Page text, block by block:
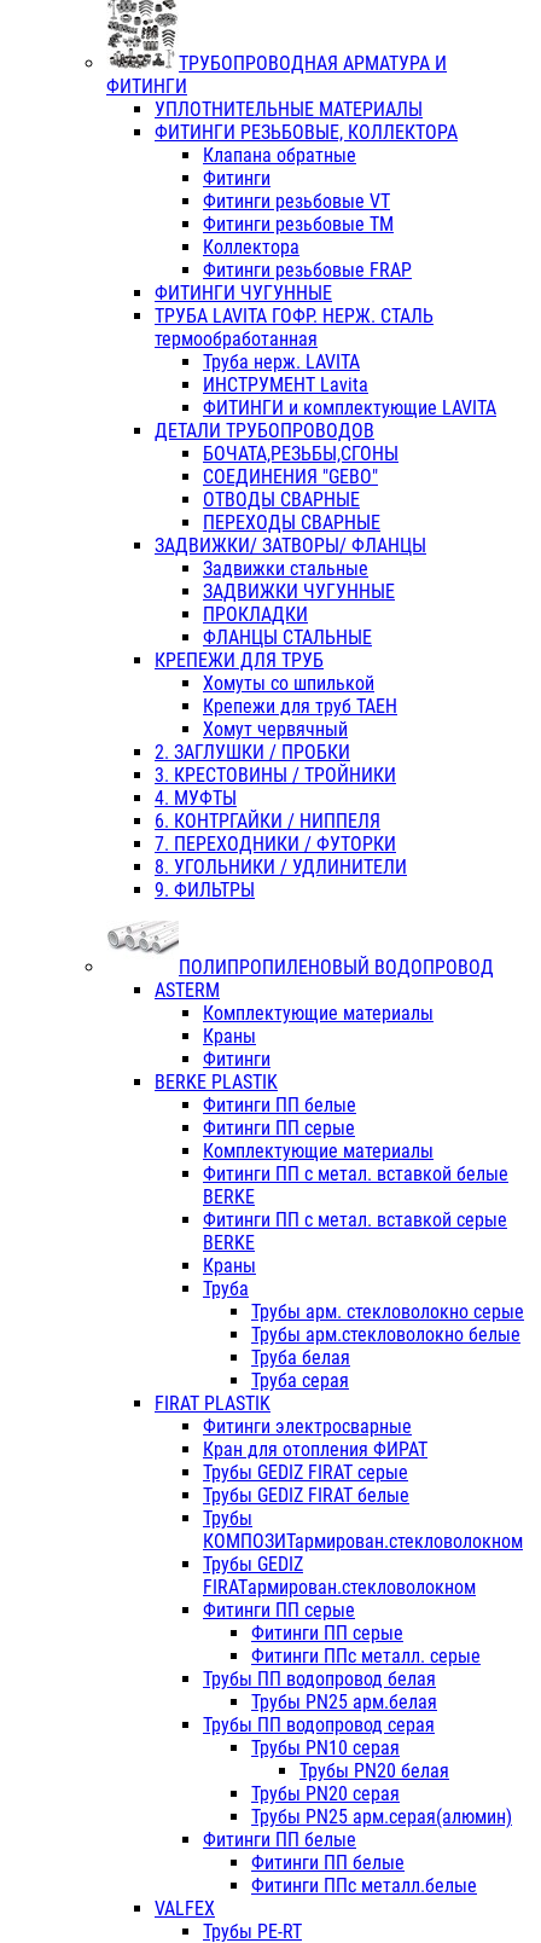
ТРУБОПРОВОДНАЯ АРМАТУРА И
ФИТИНГИ
УПЛОТНИТЕЛЬНЫЕ МАТЕРИАЛЫ
ФИТИНГИ РЕЗЬБОВЫЕ, КОЛЛЕКТОРА
Клапана обратные
Фитинги
Фитинги резьбовые VT
Фитинги резьбовые ТМ
Коллектора
Фитинги резьбовые FRAP
ФИТИНГИ ЧУГУННЫЕ
ТРУБА LAVITA ГОФР. НЕРЖ. СТАЛЬ
термообработанная
Труба нерж. LAVITA
ИНСТРУМЕНТ Lavita
ФИТИНГИ и комплектующие LAVITA
ДЕТАЛИ ТРУБОПРОВОДОВ
БОЧАТА,РЕЗЬБЫ,СГОНЫ
СОЕДИНЕНИЯ "GEBO"
ОТВОДЫ СВАРНЫЕ
ПЕРЕХОДЫ СВАРНЫЕ
ЗАДВИЖКИ/ ЗАТВОРЫ/ ФЛАНЦЫ
Задвижки стальные
ЗАДВИЖКИ ЧУГУННЫЕ
ПРОКЛАДКИ
ФЛАНЦЫ СТАЛЬНЫЕ
КРЕПЕЖИ ДЛЯ ТРУБ
Хомуты со шпилькой
Крепежи для труб ТАЕН
Хомут червячный
2. ЗАГЛУШКИ / ПРОБКИ
3. КРЕСТОВИНЫ / ТРОЙНИКИ
4. МУФТЫ
6. КОНТРГАЙКИ / НИППЕЛЯ
7. ПЕРЕХОДНИКИ / ФУТОРКИ
8. УГОЛЬНИКИ / УДЛИНИТЕЛИ
9. ФИЛЬТРЫ
ПОЛИПРОПИЛЕНОВЫЙ ВОДОПРОВОД
ASTERM
Комплектующие материалы
Краны
Фитинги
BERKE PLASTIK
Фитинги ПП белые
Фитинги ПП серые
Комплектующие материалы
Фитинги ПП с метал. вставкой белые
BERKE
Фитинги ПП с метал. вставкой серые
BERKE
Краны
Труба
Трубы арм. стекловолокно серые
Трубы арм.стекловолокно белые
Труба белая
Труба серая
FIRAT PLASTIK
Фитинги электросварные
Кран для отопления ФИРАТ
Трубы GEDIZ FIRAT серые
Трубы GEDIZ FIRAT белые
Трубы
КОМПОЗИТармирован.стекловолокном
Трубы GEDIZ
FIRATармирован.стекловолокном
Фитинги ПП серые
Фитинги ПП серые
Фитинги ППс металл. серые
Трубы ПП водопровод белая
Трубы PN25 арм.белая
Трубы ПП водопровод серая
Трубы PN10 серая
Трубы PN20 белая
Трубы PN20 серая
Трубы PN25 арм.серая(алюмин)
Фитинги ПП белые
Фитинги ПП белые
Фитинги ППс металл.белые
VALFEX
Трубы PE-RT